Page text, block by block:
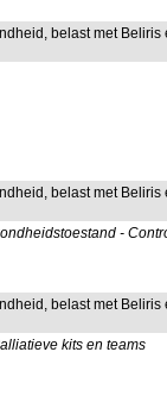
belast met
belast met
-
belast met
kits en teams